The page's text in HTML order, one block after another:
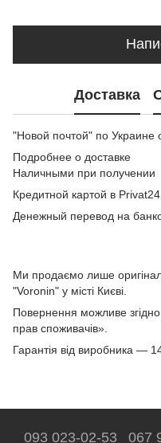
Доставка
"Новой почтой" по Украине
Подробнее о доставке
Наличными при получении
Кредитной картой в
Денежный перевод на
Ми продаємо лише
"Voronin" у місті Києві.
Повернення можливе
прав споживачів».
Гарантія від виробника —
093 023-02-53 067